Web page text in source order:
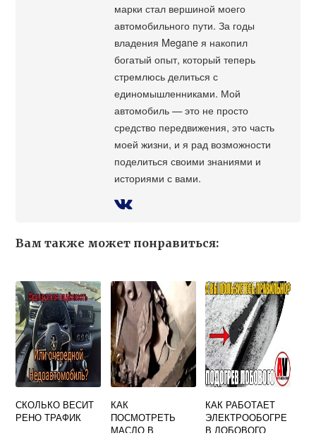
марки стал вершиной моего
автомобильного пути. За годы
владения Megane я накопил
богатый опыт, который теперь
стремлюсь делиться с
единомышленниками. Мой
автомобиль — это не просто
средство передвижения, это часть
моей жизни, и я рад возможности
поделиться своими знаниями и
историями с вами.
Вам также может понравиться:
СКОЛЬКО ВЕСИТ
РЕНО ТРАФИК
КАК
ПОСМОТРЕТЬ
МАСЛО В
КАК РАБОТАЕТ
ЭЛЕКТРООБОГРЕ
В ЛОБОВОГО